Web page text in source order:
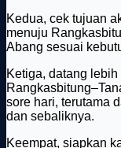
Kedua, cek tujuan
menuju
Abang sesuai
Ketiga, datang
sore hari, terutama
dan sebaliknya.
Keempat, siapkan